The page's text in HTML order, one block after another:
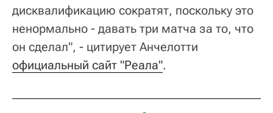
дисквалификацию сократят, поскольку это
ненормально - давать три матча за то, что
он сделал", - цитирует Анчелотти
официальный сайт "Реала".